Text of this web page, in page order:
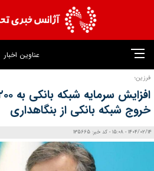
عناوین اخبار
فرزین؛
خروج شبکه بانکی از بنگاهداری
1404/02/14 - 15:08 - کد خبر: 135665